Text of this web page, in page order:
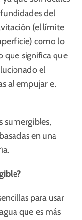
del
(el límite
como lo
que significa que
el
al empujar el
sumergibles,
en una
para usar
que es más